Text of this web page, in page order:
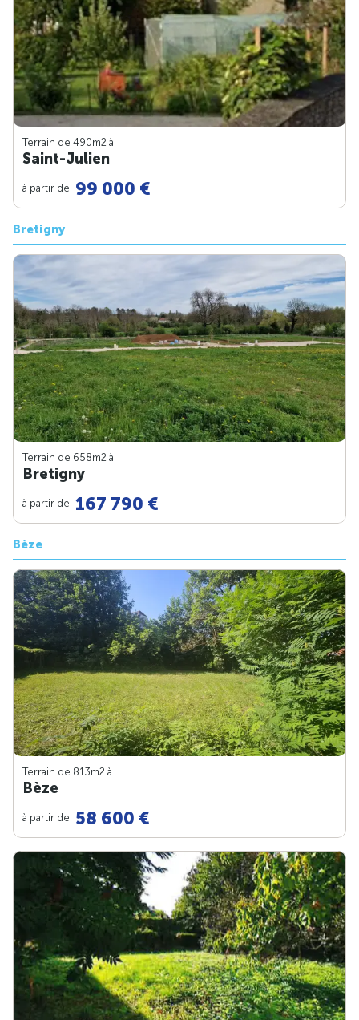
Terrain de 490m2 à
Saint-Julien
à partir de 99 000 €
Bretigny
Terrain de 658m2 à
Bretigny
à partir de 167 790 €
Bèze
Terrain de 813m2 à
Bèze
à partir de 58 600 €